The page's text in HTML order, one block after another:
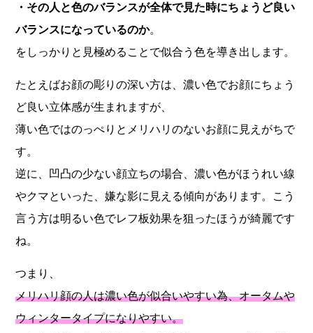
・その人と色のバランスが全体で見た時にちょうど良い
バランスになっているのか。
をしっかりと見極めることで似合う色を導き出します。
たとえばお顔の彫りの深い方は、濃い色でお顔にちょう
ど良い立体感が生まれますが、
薄い色ではのっぺりとメリハリのないお顔に見えがちで
す。
逆に、凹凸の少ない顔立ちの場合、濃い色がほうれい線
やクマといった、嫌な影に見える傾向があります。こう
言う方は明るい色でレフ板効果を狙ったほうが綺麗です
ね。
つまり、
メリハリ顔の人は濃い色が似合いやすい為、オータムや
ウィンタータイプになりやすい。